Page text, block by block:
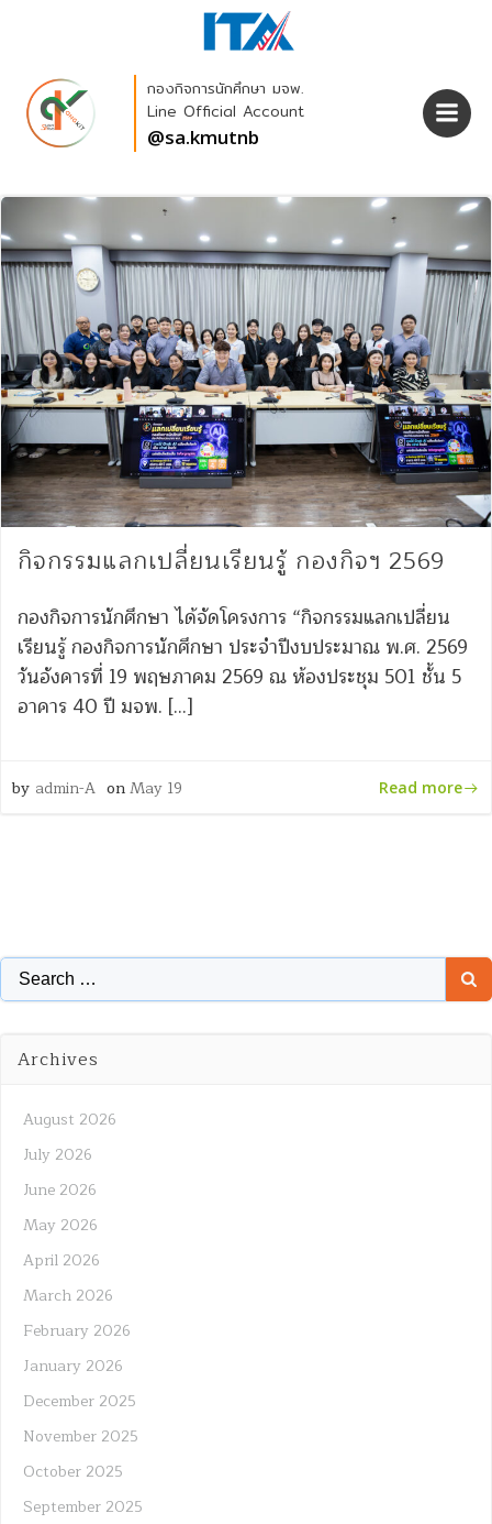
Skip
to
กองกิจการนักศึกษา มจพ.
Line Official Account
@sa.kmutnb
กิจกรรมแลกเปลี่ยนเรียนรู้ กองกิจฯ 2569
กองกิจการนักศึกษา ได้จัดโครงการ “กิจกรรมแลกเปลี่ยน
เรียนรู้ กองกิจการนักศึกษา ประจำปีงบประมาณ พ.ศ. 2569
วันอังคารที่ 19 พฤษภาคม 2569 ณ ห้องประชุม 501 ชั้น 5
อาคาร 40 ปี มจพ. […]
by admin-A onMay 19 Read more
Search
for:
Archives
August 2026
July 2026
June 2026
May 2026
April 2026
March 2026
February 2026
January 2026
December 2025
November 2025
October 2025
September 2025